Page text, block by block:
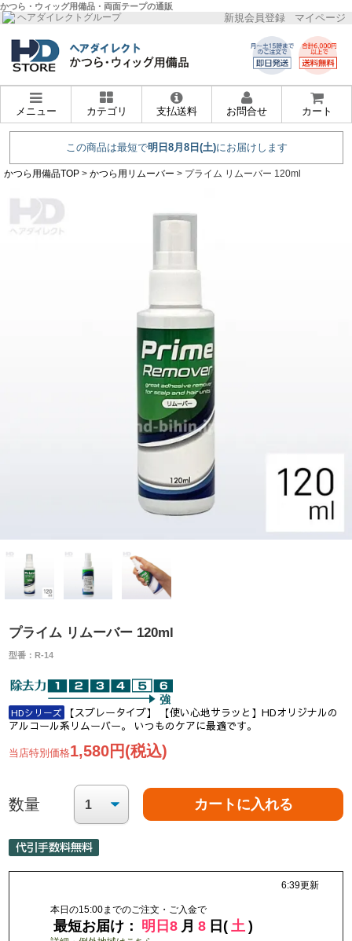
かつら・ウィッグ用備品・両面テープの通販
ヘアダイレクトグループ 新規会員登録 マイページ
メニュー カテゴリ 支払送料 お問合せ カート
かつら用備品TOP > かつら用リムーバー > プライム リムーバー 120ml
プライム リムーバー 120ml
型番：R-14
HDシリーズ
【スプレータイプ】 【使い心地サラッと】HDオリジナルの
アルコール系リムーバー。 いつものケアに最適です。
当店特別価格1,580円(税込)
数量